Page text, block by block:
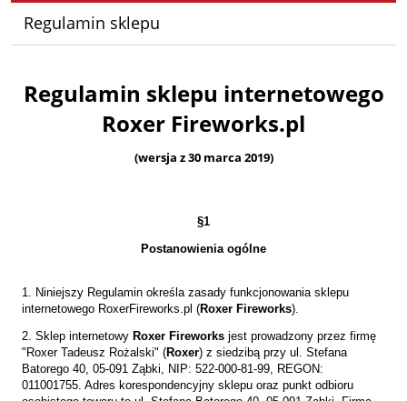
Regulamin sklepu
Regulamin sklepu internetowego
Roxer Fireworks.pl
(wersja z 30 marca 2019)
§1
Postanowienia ogólne
1. Niniejszy Regulamin określa zasady funkcjonowania sklepu
internetowego RoxerFireworks.pl (Roxer Fireworks).
2. Sklep internetowy Roxer Fireworks jest prowadzony przez firmę
"Roxer Tadeusz Rożalski" (Roxer) z siedzibą przy ul. Stefana
Batorego 40, 05-091 Ząbki, NIP: 522-000-81-99, REGON:
011001755. Adres korespondencyjny sklepu oraz punkt odbioru